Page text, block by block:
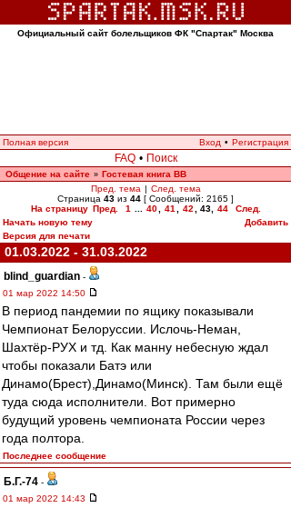
Официальный сайт болельщиков ФК "Спартак" Москва
Полная версия Вход • Регистрация
FAQ • Поиск
Общение на сайте » Гостевая книга ВВ
Пред. тема | След. тема
Страница 43 из 44 [ Сообщений: 2165 ]
На страницу Пред. 1 40 41 42 43, 44
След.
Начать новую тему
Добавить
Версия для печати
01.03.2022 - 31.03.2022
blind_guardian -
01 мар 2022 14:50
В период пандемии по ящику показывали
Чемпионат Белоруссии. Ислочь-Неман,
Шахтёр-РУХ и тд. Как манну небесную ждал
чтобы показали Батэ или
Динамо(Брест),Динамо(Минск). Там были ещё
туда сюда исполнители. Вот примерно
будущий уровень чемпионата России через
года полтора.
Последнее сообщение
Б.Г.-74 -
01 мар 2022 14:43